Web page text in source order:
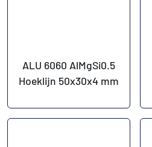
ALU 6060 AlMgSi0.5
Hoeklijn 50x30x4 mm